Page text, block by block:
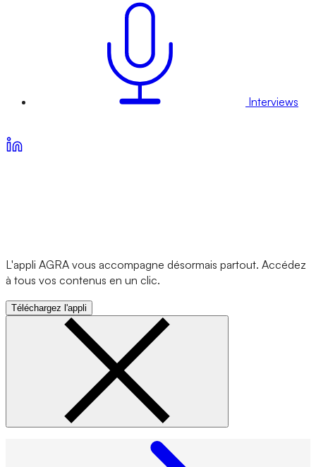
Interviews
L'appli AGRA vous accompagne désormais partout. Accédez
à tous vos contenus en un clic.
Téléchargez l'appli